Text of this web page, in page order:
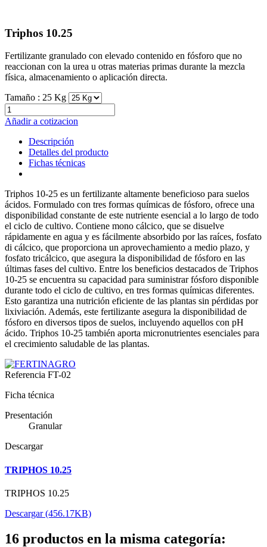
Triphos 10.25
Fertilizante granulado con elevado contenido en fósforo que no
reaccionan con la urea u otras materias primas durante la mezcla
física, almacenamiento o aplicación directa.
Tamaño : 25 Kg
Añadir a cotizacion
Descripción
Detalles del producto
Fichas técnicas
Triphos 10-25 es un fertilizante altamente beneficioso para suelos
ácidos. Formulado con tres formas químicas de fósforo, ofrece una
disponibilidad constante de este nutriente esencial a lo largo de todo
el ciclo de cultivo. Contiene mono cálcico, que se disuelve
rápidamente en agua y es fácilmente absorbido por las raíces, fosfato
di cálcico, que proporciona un aprovechamiento a medio plazo, y
fosfato tricálcico, que asegura la disponibilidad de fósforo en las
últimas fases del cultivo. Entre los beneficios destacados de Triphos
10-25 se encuentra su capacidad para suministrar fósforo disponible
durante todo el ciclo de cultivo, en tres formas químicas diferentes.
Esto garantiza una nutrición eficiente de las plantas sin pérdidas por
lixiviación. Además, este fertilizante asegura la disponibilidad de
fósforo en diversos tipos de suelos, incluyendo aquellos con pH
ácido. Triphos 10-25 también aporta micronutrientes esenciales para
el crecimiento saludable de las plantas.
Referencia FT-02
Ficha técnica
Presentación
Granular
Descargar
TRIPHOS 10.25
TRIPHOS 10.25
Descargar (456.17KB)
16 productos en la misma categoría: